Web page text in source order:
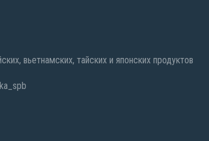
вьетнамских, тайских и японских продуктов